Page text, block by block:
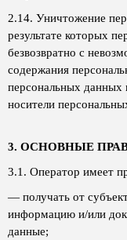
2.14. Уничтожение
результате которых
безвозвратно с
содержания
персональных данных
носители
3. ОСНОВНЫЕ
3.1. Оператор имеет
— получать от
информацию и/или
данные;